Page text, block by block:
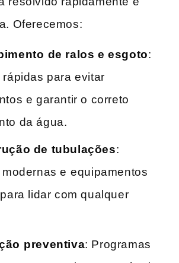
Oferecemos:
⁣de ralos e esgoto:
para evitar⁣
e garantir o correto
da água.
de tubulações:
e ⁤equipamentos
​lidar com qualquer
preventiva: Programas